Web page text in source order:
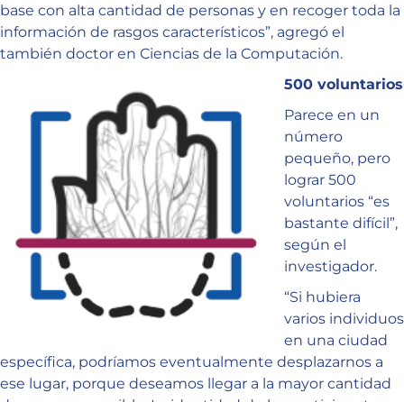
base con alta cantidad de personas y en recoger toda la
información de rasgos característicos”, agregó el
también doctor en Ciencias de la Computación.
500 voluntarios
Parece en un
número
pequeño, pero
lograr 500
voluntarios “es
bastante difícil”,
según el
investigador.
“Si hubiera
varios individuos
en una ciudad
específica, podríamos eventualmente desplazarnos a
ese lugar, porque deseamos llegar a la mayor cantidad